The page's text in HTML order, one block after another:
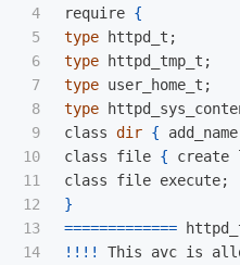
4
5
6
7
8
9
10
11
12
13
14
require {
type
httpd_t ;
type
httpd_tmp_t ;
type user_home_t ;
type
class dir {
class file { create
class file execute;
}
=============
!!!!
This avc is